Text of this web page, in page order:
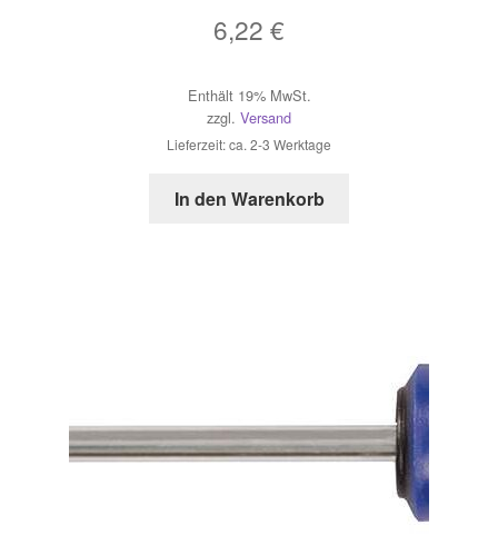
6,22 €
Enthält 19% MwSt.
zzgl. Versand
Lieferzeit: ca. 2-3 Werktage
In den Warenkorb